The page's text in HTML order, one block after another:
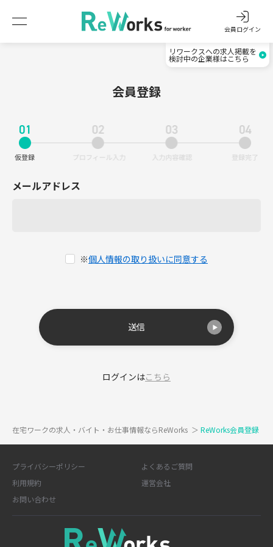
会員ログイン
リワークスへの求人掲載を
検討中の企業様はこちら
会員登録
メールアドレス
※個人情報の取り扱いに同意する
送信
ログインはこちら
在宅ワークの求人・バイト・お仕事情報ならReWorks ＞ ReWorks会員登録
プライバシーポリシー
よくあるご質問
利用規約
運営会社
お問い合わせ